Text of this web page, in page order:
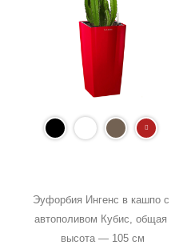
Эуфорбия Ингенс в кашпо с
автополивом Кубис, общая
высота — 105 см